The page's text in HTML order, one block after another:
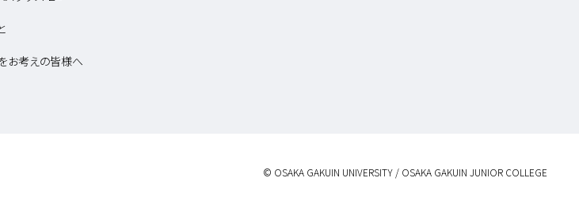
お考えの皆様へ
© OSAKA GAKUIN UNIVERSITY / OSAKA GAKUIN JUNIOR COLLEGE